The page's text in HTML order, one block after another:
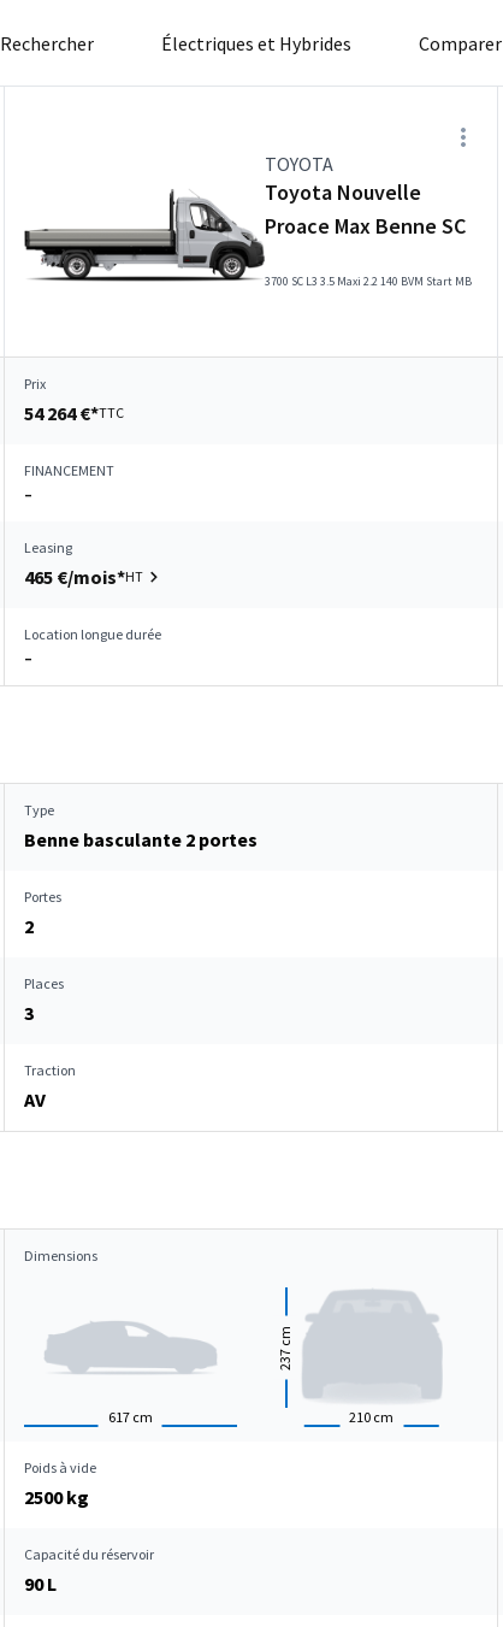
Rechercher Électriques et Hybrides Comparer
TOYOTA
Toyota Nouvelle
Proace Max Benne SC
3700 SC L3 3.5 Maxi 2.2 140 BVM Start MB
Prix
54 264 €*TTC
FINANCEMENT
–
Leasing
465 €/mois*HT
Location longue durée
–
Type
Benne basculante 2 portes
Portes
2
Places
3
Traction
AV
Dimensions
617 cm 210 cm
237
cm
Poids à vide
2500 kg
Capacité du réservoir
90 L